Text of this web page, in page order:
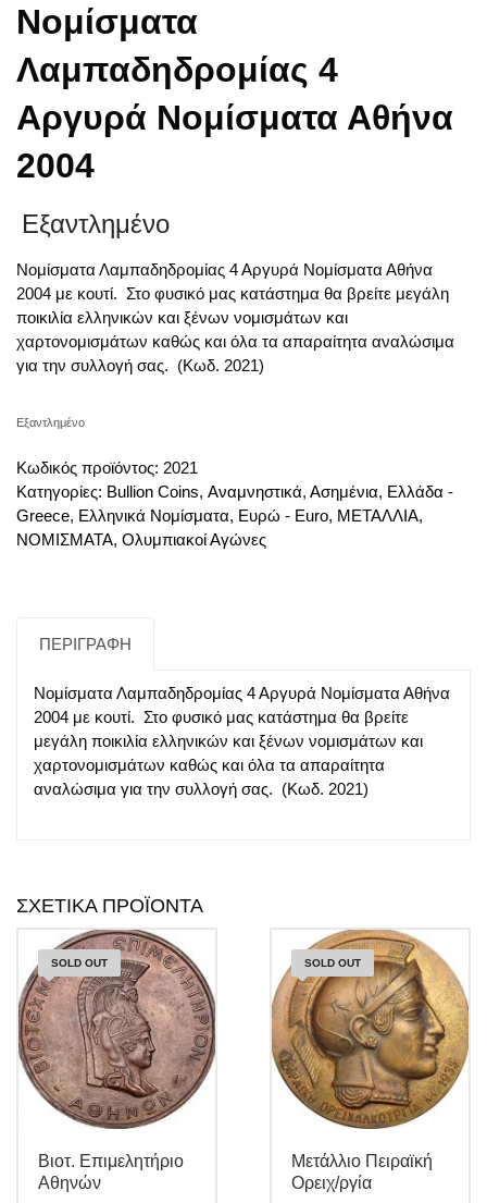
Νομίσματα
Λαμπαδηδρομίας 4
Αργυρά Νομίσματα Αθήνα
2004
Εξαντλημένο
Νομίσματα Λαμπαδηδρομίας 4 Αργυρά Νομίσματα Αθήνα
2004 με κουτί. Στο φυσικό μας κατάστημα θα βρείτε μεγάλη
ποικιλία ελληνικών και ξένων νομισμάτων και
χαρτονομισμάτων καθώς και όλα τα απαραίτητα αναλώσιμα
για την συλλογή σας. (Κωδ. 2021)
Εξαντλημένο
Κωδικός προϊόντος: 2021
Κατηγορίες: Bullion Coins, Αναμνηστικά, Ασημένια, Ελλάδα -
Greece, Ελληνικά Νομίσματα, Ευρώ - Euro, ΜΕΤΑΛΛΙΑ,
ΝΟΜΙΣΜΑΤΑ, Ολυμπιακοί Αγώνες
ΠΕΡΙΓΡΑΦΉ
Νομίσματα Λαμπαδηδρομίας 4 Αργυρά Νομίσματα Αθήνα
2004 με κουτί. Στο φυσικό μας κατάστημα θα βρείτε
μεγάλη ποικιλία ελληνικών και ξένων νομισμάτων και
χαρτονομισμάτων καθώς και όλα τα απαραίτητα
αναλώσιμα για την συλλογή σας. (Κωδ. 2021)
ΣΧΕΤΙΚΆ ΠΡΟΪΌΝΤΑ
SOLD OUT
Βιοτ. Επιμελητήριο
Αθηνών
SOLD OUT
Μετάλλιο Πειραϊκή
Ορειχ/ργία